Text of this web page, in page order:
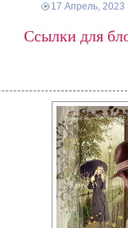
17 Апрель, 2023
Ссылки для